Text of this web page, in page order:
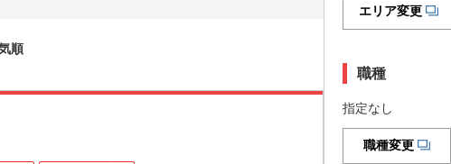
順
エリア変更
職種
指定なし
職種変更